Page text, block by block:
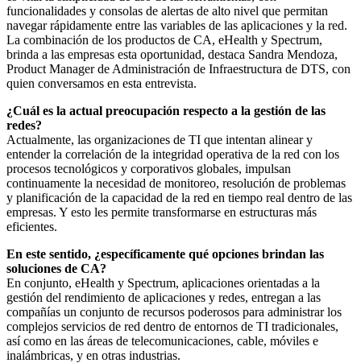
funcionalidades y consolas de alertas de alto nivel que permitan
navegar rápidamente entre las variables de las aplicaciones y la red.
La combinación de los productos de CA, eHealth y Spectrum,
brinda a las empresas esta oportunidad, destaca Sandra Mendoza,
Product Manager de Administración de Infraestructura de DTS, con
quien conversamos en esta entrevista.
¿Cuál es la actual preocupación respecto a la gestión de las
redes?
Actualmente, las organizaciones de TI que intentan alinear y
entender la correlación de la integridad operativa de la red con los
procesos tecnológicos y corporativos globales, impulsan
continuamente la necesidad de monitoreo, resolución de problemas
y planificación de la capacidad de la red en tiempo real dentro de las
empresas. Y esto les permite transformarse en estructuras más
eficientes.
En este sentido, ¿específicamente qué opciones brindan las
soluciones de CA?
En conjunto, eHealth y Spectrum, aplicaciones orientadas a la
gestión del rendimiento de aplicaciones y redes, entregan a las
compañías un conjunto de recursos poderosos para administrar los
complejos servicios de red dentro de entornos de TI tradicionales,
así como en las áreas de telecomunicaciones, cable, móviles e
inalámbricas, y en otras industrias.